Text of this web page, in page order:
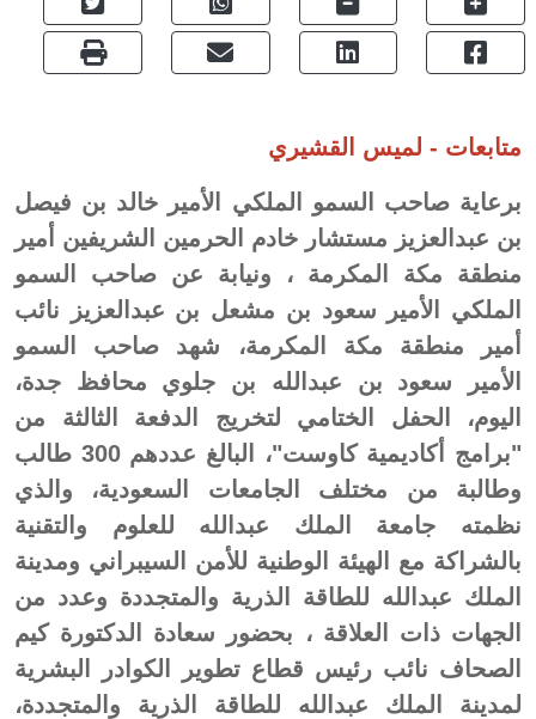
متابعات - لميس القشيري
برعاية صاحب السمو الملكي الأمير خالد بن فيصل
بن عبدالعزيز مستشار خادم الحرمين الشريفين أمير
منطقة مكة المكرمة ، ونيابة عن صاحب السمو
الملكي الأمير سعود بن مشعل بن عبدالعزيز نائب
أمير منطقة مكة المكرمة، شهد صاحب السمو
الأمير سعود بن عبدالله بن جلوي محافظ جدة،
اليوم، الحفل الختامي لتخريج الدفعة الثالثة من
"برامج أكاديمية كاوست"، البالغ عددهم 300 طالب
وطالبة من مختلف الجامعات السعودية، والذي
نظمته جامعة الملك عبدالله للعلوم والتقنية
بالشراكة مع الهيئة الوطنية للأمن السيبراني ومدينة
الملك عبدالله للطاقة الذرية والمتجددة وعدد من
الجهات ذات العلاقة ، بحضور سعادة الدكتورة كيم
الصحاف نائب رئيس قطاع تطوير الكوادر البشرية
لمدينة الملك عبدالله للطاقة الذرية والمتجددة،